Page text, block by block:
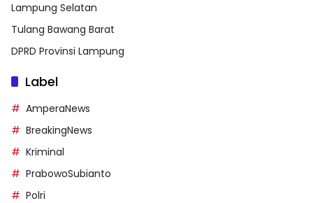
Lampung Selatan
Tulang Bawang Barat
DPRD Provinsi Lampung
Label
AmperaNews
BreakingNews
Kriminal
PrabowoSubianto
Polri